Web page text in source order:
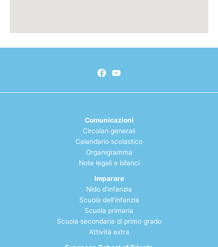
Comunicazioni
Circolari generali
Calendario scolastico
Organigramma
Note legali e bilanci
Imparare
Nido d'infanzia
Scuola dell'infanzia
Scuola primaria
Scuola secondaria di primo grado
Attività extra